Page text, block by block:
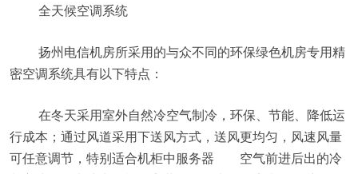
全天候空调系统
扬州电信机房所采用的与众不同的环保绿色机房专用精
密空调系统具有以下特点：
在冬天采用室外自然冷空气制冷，环保、节能、降低运
行成本；通过风道采用下送风方式，送风更均匀，风速风量
可任意调节，特别适合机柜中服务器 空气前进后出的冷